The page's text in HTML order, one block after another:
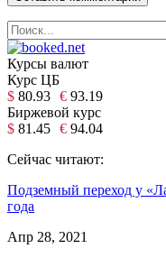
Курсы валют
Курс ЦБ
$ 80.93 € 93.19
Биржевой курс
$ 81.45 € 94.04
Сейчас читают:
Подземный переход у
года
Апр 28, 2021